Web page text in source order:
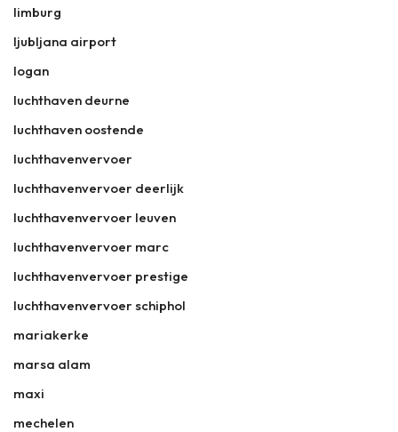
limburg
ljubljana airport
logan
luchthaven deurne
luchthaven oostende
luchthavenvervoer
luchthavenvervoer deerlijk
luchthavenvervoer leuven
luchthavenvervoer marc
luchthavenvervoer prestige
luchthavenvervoer schiphol
mariakerke
marsa alam
maxi
mechelen